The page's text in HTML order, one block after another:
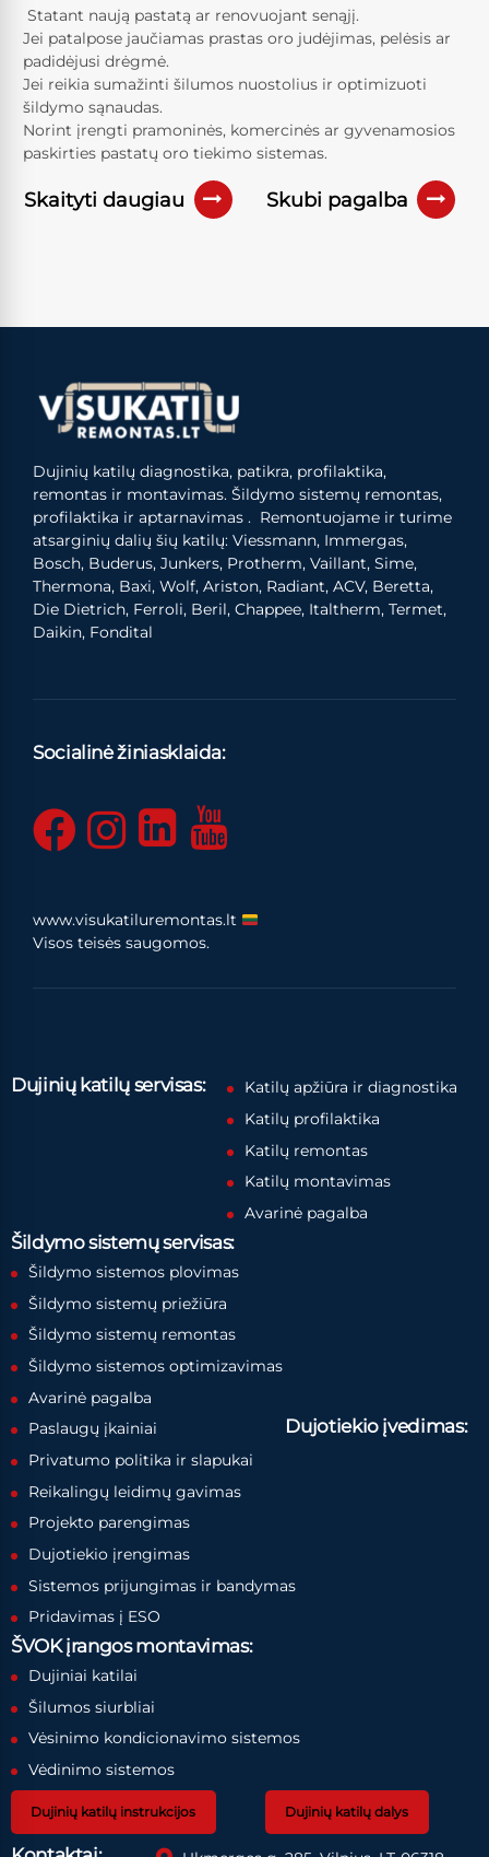
Statant naują pastatą ar renovuojant senąjį.
Jei patalpose jaučiamas prastas oro judėjimas, pelėsis ar
padidėjusi drėgmė.
Jei reikia sumažinti šilumos nuostolius ir optimizuoti
šildymo sąnaudas.
Norint įrengti pramoninės, komercinės ar gyvenamosios
paskirties pastatų oro tiekimo sistemas.
Skaityti daugiau Skubi pagalba
Dujinių katilų diagnostika, patikra, profilaktika,
remontas ir montavimas. Šildymo sistemų remontas,
profilaktika ir aptarnavimas . Remontuojame ir turime
atsarginių dalių šių katilų: Viessmann, Immergas,
Bosch, Buderus, Junkers, Protherm, Vaillant, Sime,
Thermona, Baxi, Wolf, Ariston, Radiant, ACV, Beretta,
Die Dietrich, Ferroli, Beril, Chappee, Italtherm, Termet,
Daikin, Fondital
Socialinė žiniasklaida:
www.visukatiluremontas.lt
Visos teisės saugomos.
Dujinių katilų servisas:
Katilų apžiūra ir diagnostika
Katilų profilaktika
Katilų remontas
Katilų montavimas
Avarinė pagalba
Šildymo sistemų servisas:
Šildymo sistemos plovimas
Šildymo sistemų priežiūra
Šildymo sistemų remontas
Šildymo sistemos optimizavimas
Avarinė pagalba
Paslaugų įkainiai
Privatumo politika ir slapukai
Dujotiekio įvedimas:
Reikalingų leidimų gavimas
Projekto parengimas
Dujotiekio įrengimas
Sistemos prijungimas ir bandymas
Pridavimas į ESO
ŠVOK įrangos montavimas:
Dujiniai katilai
Šilumos siurbliai
Vėsinimo kondicionavimo sistemos
Vėdinimo sistemos
Dujinių katilų instrukcijos Dujinių katilų dalys